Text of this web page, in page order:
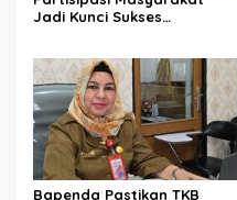
Jadi Kunci Sukses
Bapenda Pastikan TKB